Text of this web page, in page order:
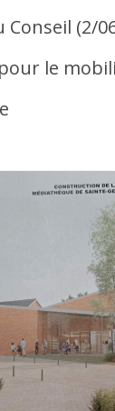
Conseil (2/
le